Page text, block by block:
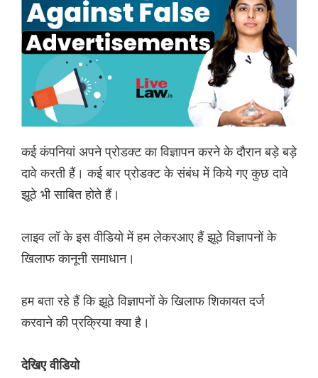
कई कंपनियां अपने प्रोडक्ट का विज्ञापन करने के दौरान बड़े बड़े
दावे करती हैं। कई बार प्रोडक्ट के संबंध में किये गए कुछ दावे
झूठे भी साबित होते हैं।
लाइव लॉ के इस वीडियो में हम लेकरआए हैं झूठे विज्ञापनों के
खिलाफ कानूनी समाधान।
हम बता रहे हैं कि झूठे विज्ञापनों के खिलाफ शिकायत दर्ज
करवाने की प्रक्रिया क्या है।
देखिए वीडियो